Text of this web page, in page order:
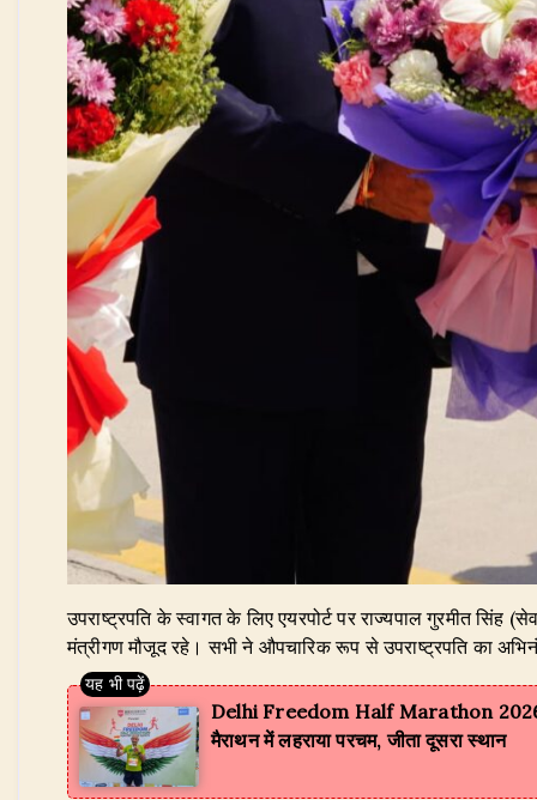
उपराष्ट्रपति के स्वागत के लिए एयरपोर्ट पर राज्यपाल गुरमीत सिंह
मंत्रीगण मौजूद रहे। सभी ने औपचारिक रूप से उपराष्ट्रपति का
Delhi Freedom Half Marathon 2026:
मैराथन में लहराया परचम, जीता दूसरा स्थान